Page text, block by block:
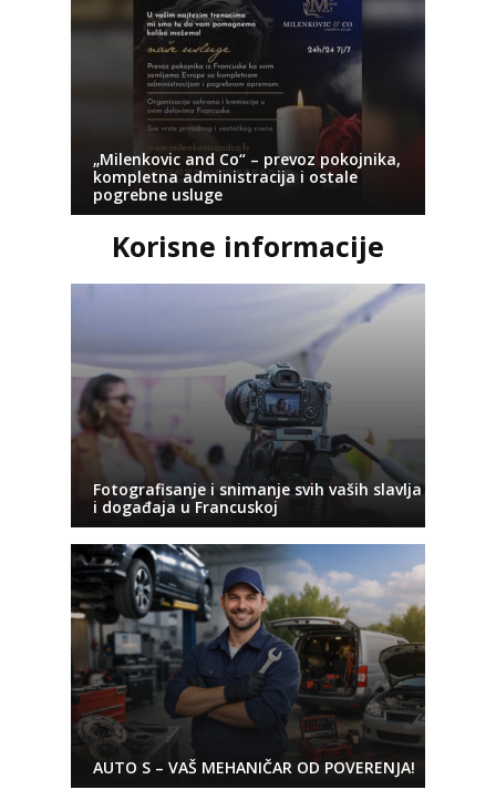
„Milenkovic and Co“ – prevoz pokojnika,
kompletna administracija i ostale
pogrebne usluge
Korisne informacije
Fotografisanje i snimanje svih vaših slavlja
i događaja u Francuskoj
AUTO S – VAŠ MEHANIČAR OD POVERENJA!